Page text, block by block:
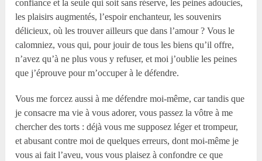
confiance et la seule qui soit sans réserve, les peines adoucies,
les plaisirs augmentés, l’espoir enchanteur, les souvenirs
délicieux, où les trouver ailleurs que dans l’amour ? Vous le
calomniez, vous qui, pour jouir de tous les biens qu’il offre,
n’avez qu’à ne plus vous y refuser, et moi j’oublie les peines
que j’éprouve pour m’occuper à le défendre.
Vous me forcez aussi à me défendre moi-même, car tandis que
je consacre ma vie à vous adorer, vous passez la vôtre à me
chercher des torts : déjà vous me supposez léger et trompeur,
et abusant contre moi de quelques erreurs, dont moi-même je
vous ai fait l’aveu, vous vous plaisez à confondre ce que